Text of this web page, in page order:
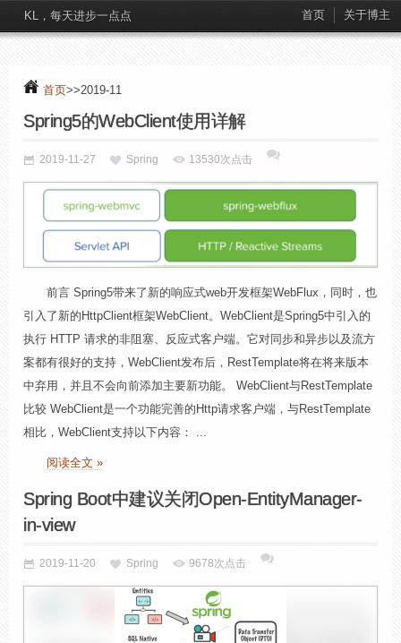
KL，每天进步一点点 首页 关于博主
首页>>2019-11
Spring5的WebClient使用详解
2019-11-27 Spring 13530次点击
前言 Spring5带来了新的响应式web开发框架WebFlux，同时，也
引入了新的HttpClient框架WebClient。WebClient是Spring5中引入的
执行 HTTP 请求的非阻塞、反应式客户端。它对同步和异步以及流方
案都有很好的支持，WebClient发布后，RestTemplate将在将来版本
中弃用，并且不会向前添加主要新功能。 WebClient与RestTemplate
比较 WebClient是一个功能完善的Http请求客户端，与RestTemplate
相比，WebClient支持以下内容： ...
阅读全文 »
Spring Boot中建议关闭Open-EntityManager-
in-view
2019-11-20 Spring 9678次点击